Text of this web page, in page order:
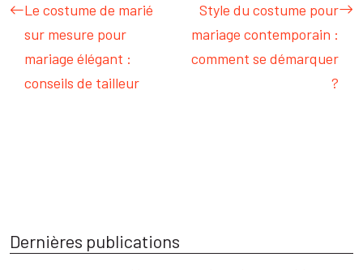
Le costume de marié
sur mesure pour
mariage élégant :
conseils de tailleur
Style du costume pour
mariage contemporain :
comment se démarquer
?
Dernières publications